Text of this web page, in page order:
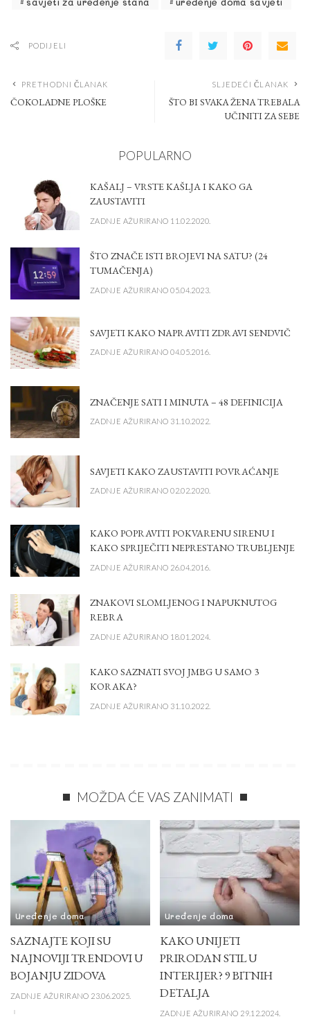
PODIJELI
PRETHODNI ČLANAK
ČOKOLADNE PLOŠKE
SLJEDEĆI ČLANAK
ŠTO BI SVAKA ŽENA TREBALA
UČINITI ZA SEBE
POPULARNO
KAŠALJ – VRSTE KAŠLJA I KAKO GA
ZAUSTAVITI
ZADNJE AŽURIRANO 11.02.2020.
ŠTO ZNAČE ISTI BROJEVI NA SATU? (24
TUMAČENJA)
ZADNJE AŽURIRANO 05.04.2023.
SAVJETI KAKO NAPRAVITI ZDRAVI SENDVIČ
ZADNJE AŽURIRANO 04.05.2016.
ZNAČENJE SATI I MINUTA – 48 DEFINICIJA
ZADNJE AŽURIRANO 31.10.2022.
SAVJETI KAKO ZAUSTAVITI POVRAĆANJE
ZADNJE AŽURIRANO 02.02.2020.
KAKO POPRAVITI POKVARENU SIRENU I
KAKO SPRIJEČITI NEPRESTANO TRUBLJENJE
ZADNJE AŽURIRANO 26.04.2016.
ZNAKOVI SLOMLJENOG I NAPUKNUTOG
REBRA
ZADNJE AŽURIRANO 18.01.2024.
KAKO SAZNATI SVOJ JMBG U SAMO 3
KORAKA?
ZADNJE AŽURIRANO 31.10.2022.
MOŽDA ĆE VAS ZANIMATI
Uređenje doma
SAZNAJTE KOJI SU
NAJNOVIJI TRENDOVI U
BOJANJU ZIDOVA
ZADNJE AŽURIRANO 23.06.2025.
Uređenje doma
KAKO UNIJETI
PRIRODAN STIL U
INTERIJER? 9 BITNIH
DETALJA
ZADNJE AŽURIRANO 29.12.2024.